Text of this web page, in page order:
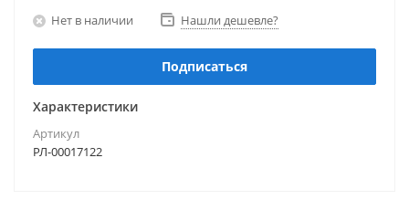
Нет в наличии Нашли дешевле?
Подписаться
Характеристики
Артикул
РЛ-00017122